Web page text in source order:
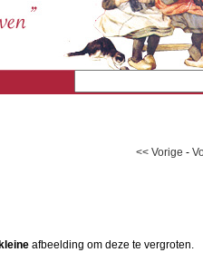
<< Vorige -
kleine afbeelding om deze te vergroten.